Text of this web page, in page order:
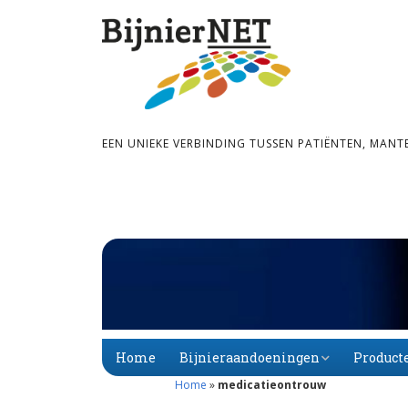
EEN UNIEKE VERBINDING TUSSEN PATIËNTEN,
Home Bijnieraandoeningen
Home » medicatieontrouw